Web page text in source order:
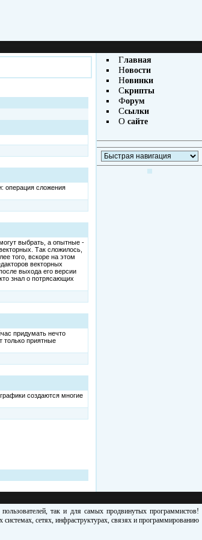
операция сложения
выбрать, а опытные -
Так сложилось,
того, вскоре на этом
векторных
выхода его версии
знал о потрясающих
придумать нечто
только приятные
создаются многие
Главная
Новости
Новинки
Скрипты
Форум
Ссылки
Осайте
так и для самых продвинутых программистов!
сетях, инфраструктурах, связях и программированию